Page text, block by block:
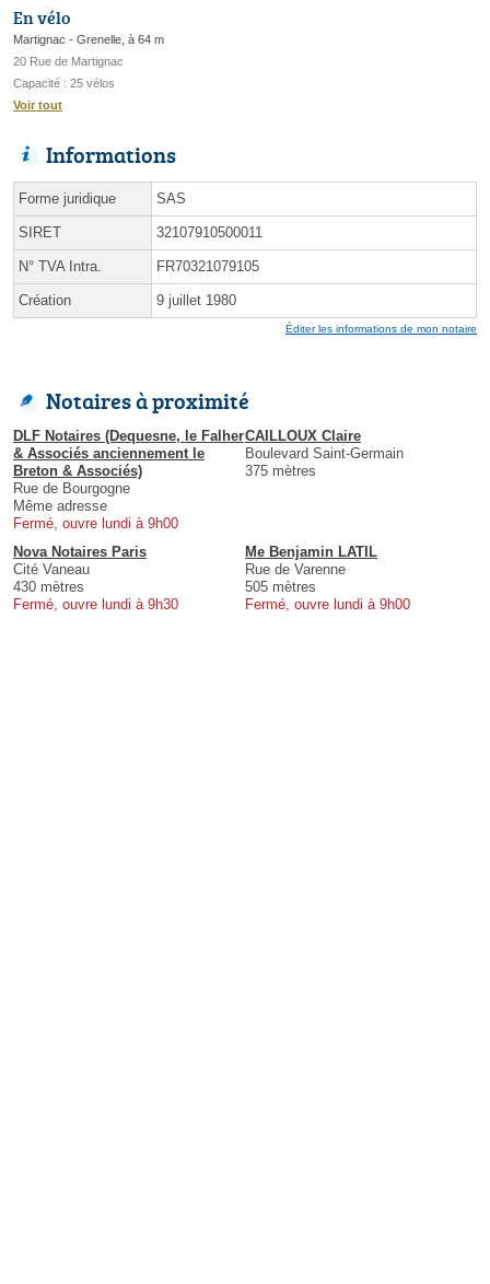
En vélo
Martignac - Grenelle, à 64 m
20 Rue de Martignac
Capacité : 25 vélos
Voir tout
Informations
Forme juridique SAS
SIRET 32107910500011
N° TVA Intra. FR70321079105
Création 9 juillet 1980
Éditer les informations de mon notaire
Notaires à proximité
DLF Notaires (Dequesne, le Falher
& Associés anciennement le
Breton & Associés)
Rue de Bourgogne
Même adresse
Fermé, ouvre lundi à 9h00
CAILLOUX Claire
Boulevard Saint-Germain
375 mètres
Nova Notaires Paris
Cité Vaneau
430 mètres
Fermé, ouvre lundi à 9h30
Me Benjamin LATIL
Rue de Varenne
505 mètres
Fermé, ouvre lundi à 9h00